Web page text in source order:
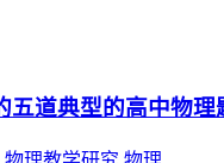
五道典型的高中物理